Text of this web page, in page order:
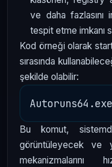
ve daha fazlasını
tespit etme imkanı
Kod örneği olarak
sırasında
şekilde olabilir:
Bu komut,
görüntüleyecek ve
mekanizmalarını